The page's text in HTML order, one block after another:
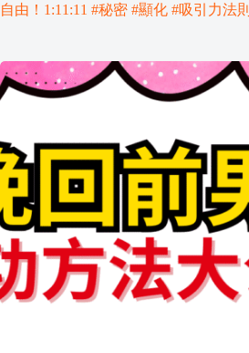
自由！1:11:11 #秘密 #顯化 #吸引力法則